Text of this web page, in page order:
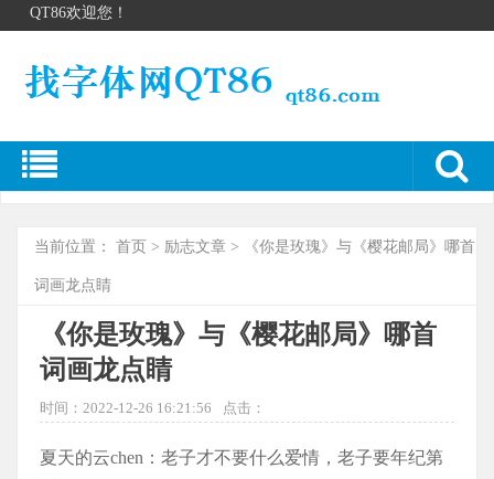
QT86欢迎您！
当前位置： 首页 > 励志文章 > 《你是玫瑰》与《樱花邮局》哪首
词画龙点睛
《你是玫瑰》与《樱花邮局》哪首
词画龙点睛
时间：2022-12-26 16:21:56 点击：
夏天的云chen：老子才不要什么爱情，老子要年纪第